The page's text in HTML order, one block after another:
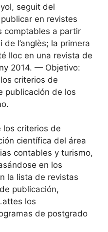
seguit del
en revistes
comptables a partir
l’anglès; la primera
lloc en una revista de
2014. — Objetivo:
criterios de
publicación de los
los criterios de
científica del área
contables y turismo,
en los
la lista de revistas
publicación,
los
de postgrado